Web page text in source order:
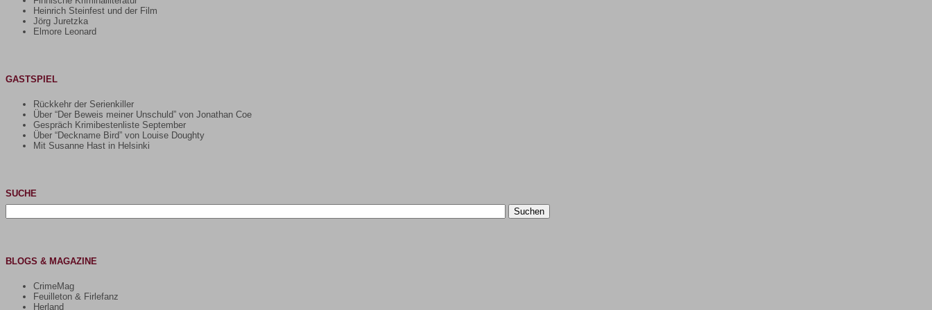
Heinrich Steinfest und der Film
Jörg Juretzka
Elmore Leonard
GASTSPIEL
Rückkehr der Serienkiller
Über “Der Beweis meiner Unschuld” von Jonathan Coe
Gespräch Krimibestenliste September
Über “Deckname Bird” von Louise Doughty
Mit Susanne Hast in Helsinki
SUCHE
nach:
BLOGS & MAGAZINE
CrimeMag
Feuilleton & Firlefanz
Herland